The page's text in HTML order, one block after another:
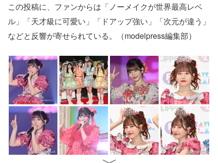
この投稿に、ファンからは「ノーメイクが世界最高レベ
ル」「天才級に可愛い」「ドアップ強い」「次元が違う」
などと反響が寄せられている。（modelpress編集部）